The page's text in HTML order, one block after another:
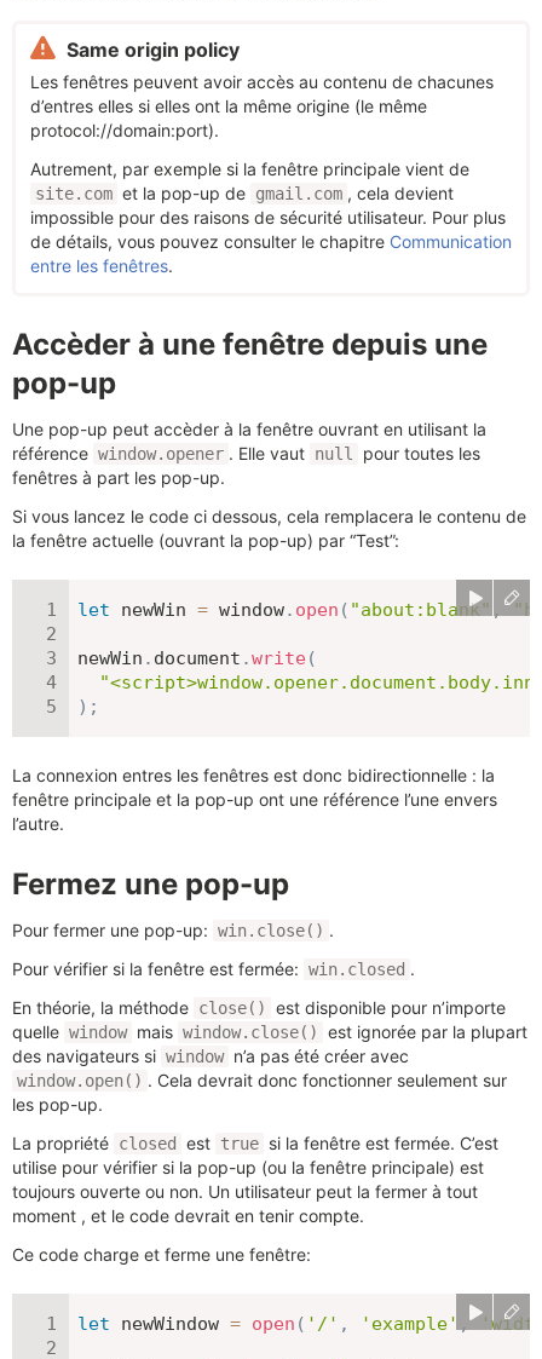
Same origin policy
Les fenêtres peuvent avoir accès au contenu de chacunes
d’entres elles si elles ont la même origine (le même
protocol://domain:port).
Autrement, par exemple si la fenêtre principale vient de
site.com et la pop-up de gmail.com , cela devient
impossible pour des raisons de sécurité utilisateur. Pour plus
de détails, vous pouvez consulter le chapitre Communication
entre les fenêtres.
Accèder à une fenêtre depuis une
pop-up
Une pop-up peut accèder à la fenêtre ouvrant en utilisant la
référence window.opener . Elle vaut null
pour toutes les
fenêtres à part les pop-up.
Si vous lancez le code ci dessous, cela remplacera le contenu de
la fenêtre actuelle (ouvrant la pop-up) par “Test”:
let newWin = window. open ( "about:blank" ,
newWin . document .write (
) ;
La connexion entres les fenêtres est donc bidirectionnelle : la
fenêtre principale et la pop-up ont une référence l’une envers
l’autre.
Fermez une pop-up
Pour fermer une pop-up: win.close() .
Pour vérifier si la fenêtre est fermée: win.closed .
En théorie, la méthode close()
est disponible pour n’importe
quelle window mais window.close()
est ignorée par la plupart
des navigateurs si window n’a pas été créer avec
window.open() . Cela devrait donc fonctionner seulement sur
les pop-up.
La propriété closed est true si la fenêtre est fermée. C’est
utilise pour vérifier si la pop-up (ou la fenêtre principale) est
toujours ouverte ou non. Un utilisateur peut la fermer à tout
moment , et le code devrait en tenir compte.
Ce code charge et ferme une fenêtre:
let newWindow = open ( '/' , 'example' ,